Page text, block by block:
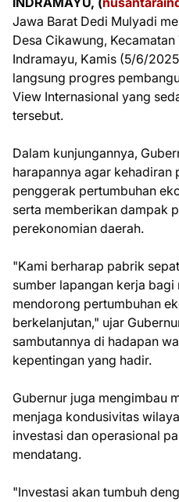
Jawa Barat Dedi Mulyadi
Desa Cikawung,
Indramayu, Kamis (5/6/
langsung progres
View Internasional yang
tersebut.
Dalam kunjungannya,
harapannya agar kehadiran
penggerak pertumbuhan
serta memberikan dampak
perekonomian daerah.
"Kami berharap pabrik
sumber lapangan kerja
mendorong pertumbuhan
berkelanjutan," ujar
sambutannya di hadapan
kepentingan yang hadir.
Gubernur juga mengimbau
menjaga kondusivitas
investasi dan operasional
mendatang.
"Investasi akan tumbuh